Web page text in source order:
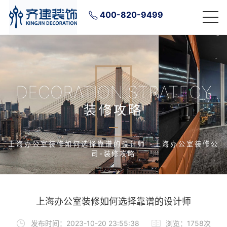
400-820-9499
DECORATION STRATEGY
装修攻略
上海办公室装修如何选择靠谱的设计师 -上海办公室装修公
司-装修攻略
上海办公室装修如何选择靠谱的设计师
发布时间：2023-10-20 23:55:38 浏览：1758次